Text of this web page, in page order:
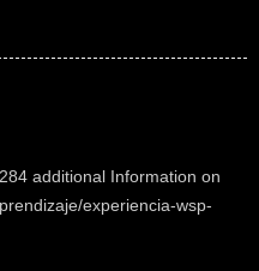
additional Information on
experiencia-wsp-